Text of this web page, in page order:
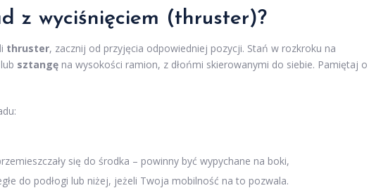
z wyciśnięciem (thruster)?
thruster, zacznij od przyjęcia odpowiedniej pozycji. Stań w rozkroku na
lub sztangę na wysokości ramion, z dłońmi skierowanymi do siebie. Pamiętaj o
się do środka – powinny być wypychane na boki,
do podłogi lub niżej, jeżeli Twoja mobilność na to pozwala.